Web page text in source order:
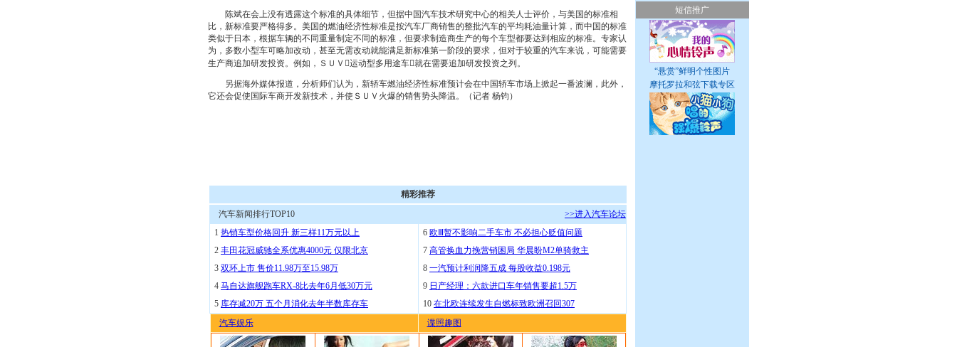
陈斌在会上没有透露这个标准的具体细节，但据中国汽车技术研究中心的相关人士评价，与美国的标准相
比，新标准要严格得多。美国的燃油经济性标准是按汽车厂商销售的整批汽车的平均耗油量计算，而中国的标准
类似于日本，根据车辆的不同重量制定不同的标准，但要求制造商生产的每个车型都要达到相应的标准。专家认
为，多数小型车可略加改动，甚至无需改动就能满足新标准第一阶段的要求，但对于较重的汽车来说，可能需要
生产商追加研发投资。例如，ＳＵＶ运动型多用途车就在需要追加研发投资之列。
另据海外媒体报道，分析师们认为，新轿车燃油经济性标准预计会在中国轿车市场上掀起一番波澜，此外，
它还会促使国际车商开发新技术，并使ＳＵＶ火爆的销售势头降温。（记者 杨钧）
精彩推荐
汽车新闻排行TOP10
>>进入汽车论坛
1 热销车型价格回升 新三样11万元以上
2 丰田花冠威驰全系优惠4000元 仅限北京
3 双环上市 售价11.98万至15.98万
4 马自达旗舰跑车RX-8比去年6月低30万元
5 库存减20万 五个月消化去年半数库存车
6 欧Ⅲ暂不影响二手车市 不必担心贬值问题
7 高管换血力挽营销困局 华晨盼M2单骑救主
8 一汽预计利润降五成 每股收益0.198元
9 日产经理：六款进口车年销售要超1.5万
10 在北欧连续发生自燃标致欧洲召回307
汽车娱乐
谍照趣图
短信推广
“悬赏”鲜明个性图片
摩托罗拉和弦下载专区